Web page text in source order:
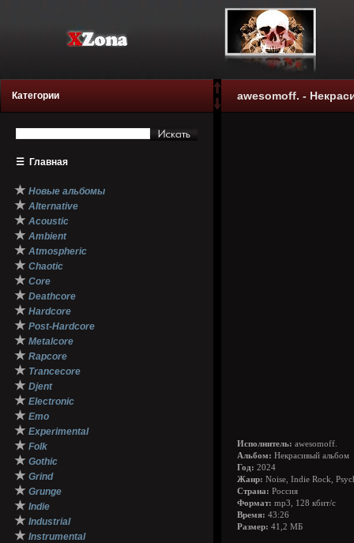
Категории
☰ Главная
★ Новые альбомы
★ Alternative
★ Acoustic
★ Ambient
★ Atmospheric
★ Chaotic
★ Core
★ Deathcore
★ Hardcore
★ Post-Hardcore
★ Metalcore
★ Rapcore
★ Trancecore
★ Djent
★ Electronic
★ Emo
★ Experimental
★ Folk
★ Gothic
★ Grind
★ Grunge
★ Indie
★ Industrial
★ Instrumental
awesomoff. -
Исполнитель: awesomoff.
Альбом: Некрасивый альбом
Год: 2024
Жанр: Noise, Indie Rock,
Страна: Россия
Формат: mp3, 128 кбит/с
Время: 43:26
Размер: 41,2 МБ